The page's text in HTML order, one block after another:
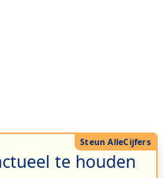
te houden